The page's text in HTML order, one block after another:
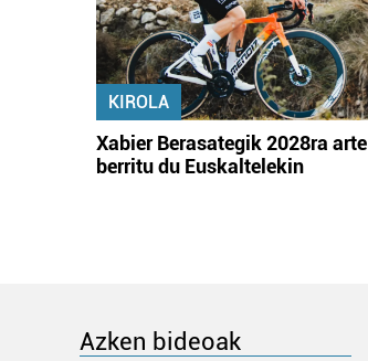
KIROLA
Xabier Berasategik 2028ra arte
berritu du Euskaltelekin
Azken bideoak